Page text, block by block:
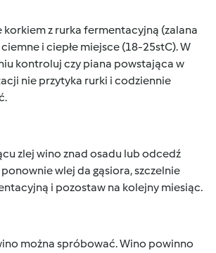
korkiem z rurka fermentacyjną (zalana
i ciepłe miejsce (18-25stC). W
kontroluj czy piana powstająca w
nie przytyka rurki i codziennie
zlej wino znad osadu lub odcedź
wlej da gąsiora, szczelnie
i pozostaw na kolejny miesiąc.
można spróbować. Wino powinno